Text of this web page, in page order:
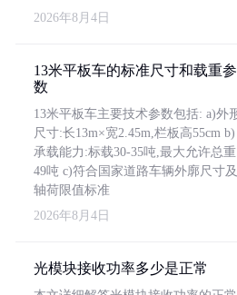
2026年8月4日
13米平板车的标准尺寸和载重参
数
13米平板车主要技术参数包括: a)外
尺寸:长13m×宽2.45m,栏板高55cm b)
承载能力:标载30-35吨,最大允许总重
49吨 c)符合国家道路车辆外廓尺寸及
轴荷限值标准
2026年8月4日
光模块接收功率多少是正常